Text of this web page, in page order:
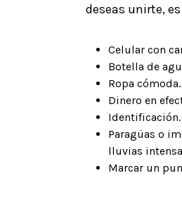
deseas unirte,
Celular con
Botella de
Ropa cómoda.
Dinero en
Identificación.
Paragüas o
lluvias
Marcar un